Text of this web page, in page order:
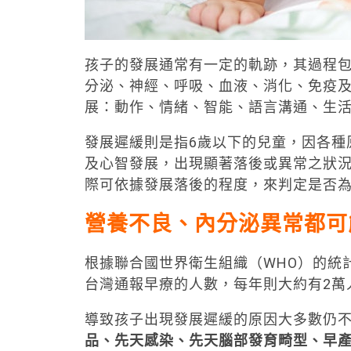
孩子的發展通常有一定的軌跡，其過程
分泌、神經、呼吸、血液、消化、免疫
展：動作、情緒、智能、語言溝通、生
發展遲緩則是指6歲以下的兒童，因各
及心智發展，出現顯著落後或異常之狀
際可依據發展落後的程度，來判定是否
營養不良、內分泌異常都
根據聯合國世界衛生組織（WHO）的統
台灣通報早療的人數，每年則大約有2萬
導致孩子出現發展遲緩的原因大多數仍
品、先天感染、先天腦部發育畸型、早